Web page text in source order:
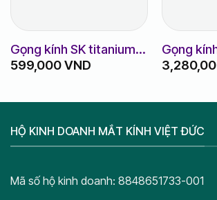
Gọng kính SK titanium
m8010
599,000VND
Gọng
BJ3155
HỘ KINH DOANH MẮT KÍNH VIỆT ĐỨC
Mã số hộ kinh doanh: 8848651733-001